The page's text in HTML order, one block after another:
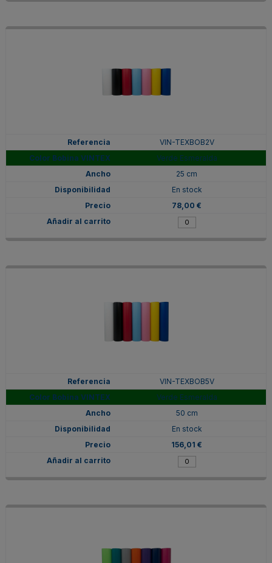
VIN-TEXBOB2V
Verde Esmeralda
25 cm
En stock
78,00 €
VIN-TEXBOB5V
Verde Esmeralda
50 cm
En stock
156,01 €